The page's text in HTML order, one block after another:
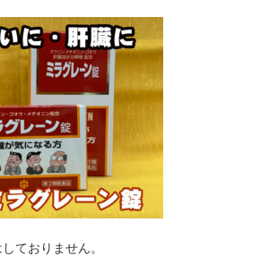
ておりません。